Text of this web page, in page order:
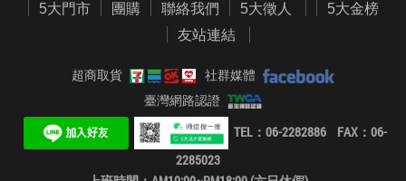
5大門市 團購 聯絡我們 5大徵人
5大金榜
友站連結
超商取貨
社群媒體
臺灣網路認證
TEL：06-2282886 FAX：06-
2285023